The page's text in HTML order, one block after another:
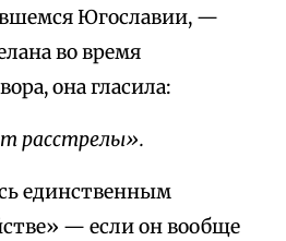
Югославии, —
во время
она гласила:
расстрелы».
единственным
— если он вообще